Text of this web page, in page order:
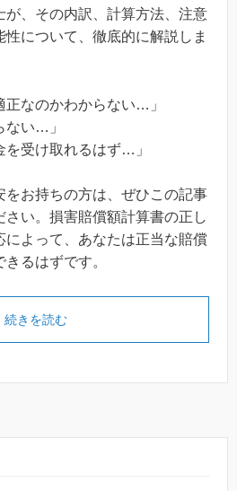
が、その内訳、計算方法、注意
性について、徹底的に解説しま
正なのかわからない…」
ない…」
を受け取れるはず…」
をお持ちの方は、ぜひこの記事
さい。損害賠償額計算書の正し
によって、あなたは正当な賠償
るはずです。
続きを読む